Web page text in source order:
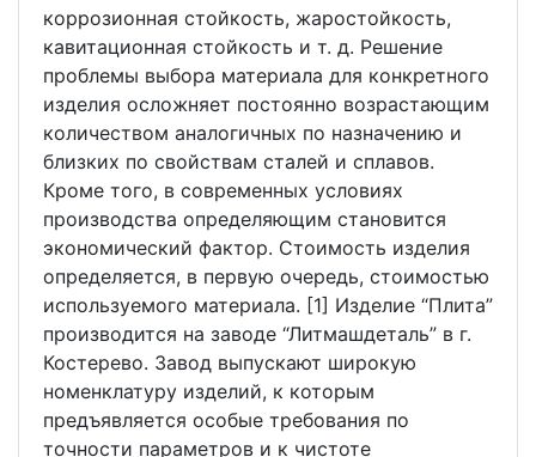
коррозионная стойкость, жаростойкость,
кавитационная стойкость и т. д. Решение
проблемы выбора материала для конкретного
изделия осложняет постоянно возрастающим
количеством аналогичных по назначению и
близких по свойствам сталей и сплавов.
Кроме того, в современных условиях
производства определяющим становится
экономический фактор. Стоимость изделия
определяется, в первую очередь, стоимостью
используемого материала. [1] Изделие “Плита”
производится на заводе “Литмашдеталь” в г.
Костерево. Завод выпускают широкую
номенклатуру изделий, к которым
предъявляется особые требования по
точности параметров и к чистоте